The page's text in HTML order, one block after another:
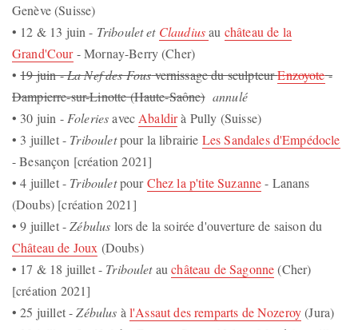
Genève (Suisse)
• 12 & 13 juin - Triboulet et Claudiusau château de la
Grand'Cour- Mornay-Berry (Cher)
•19 juin -La Nef des Fousvernissage du sculpteurEnzoyote-
Dampierre-sur-Linotte (Haute-Saône) annulé
• 30 juin - Foleriesavec Abaldirà Pully (Suisse)
• 3 juillet - Tribouletpour la librairie Les Sandales d'Empédocle
- Besançon [création 2021]
• 4 juillet - TribouletpourChez la p'tite Suzanne- Lanans
(Doubs) [création 2021]
• 9 juillet -Zébulus lors de la soirée d'ouverture de saison du
Château de Joux (Doubs)
• 17 & 18 juillet - Tribouletauchâteau de Sagonne(Cher)
[création 2021]
• 25 juillet -Zébulus àl'Assaut des remparts de Nozeroy(Jura)